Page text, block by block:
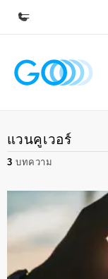
หน้าหลัก
ดูโปรแกรมทั้งหมด
สำนักงาน
ค้นหาสำนักงานที่ใกล้กั
เกี่ยวกับเรา
ประวัติองค์กร
อาชีพ
แวนคูเวอร์
3 บทความ